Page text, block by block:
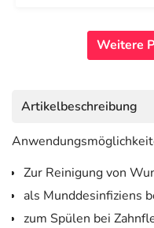
Weitere
Artikelbeschreibung
Zur Reinigung von
als Munddesinfiziens
zum Spülen bei